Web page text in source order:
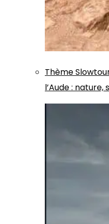
Thème
l’Aude :